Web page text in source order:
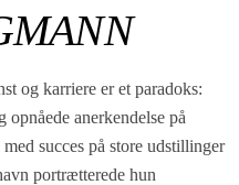
og karriere er et paradoks:
opnåede anerkendelse på
succes på store udstillinger
portrætterede hun